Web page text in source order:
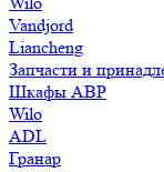
Vandjord
Liancheng
Запчасти и
Шкафы АВР
Wilo
ADL
Гранар